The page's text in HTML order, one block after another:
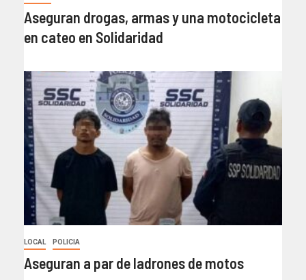
Aseguran drogas, armas y una motocicleta
en cateo en Solidaridad
LOCAL POLICIA
Aseguran a par de ladrones de motos